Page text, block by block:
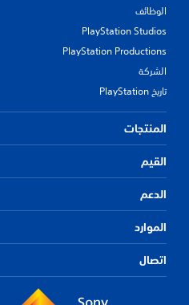
الوظائف
PlayStation Studios
PlayStation Productions
الشركة
تاريخ PlayStation
المنتجات
القيم
الدعم
الموارد
اتصال